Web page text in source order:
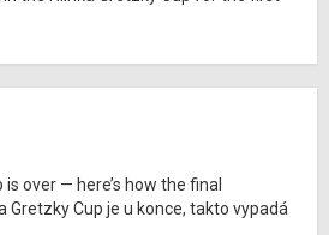
over — here’s how the final
Gretzky Cup je u konce, takto vypadá